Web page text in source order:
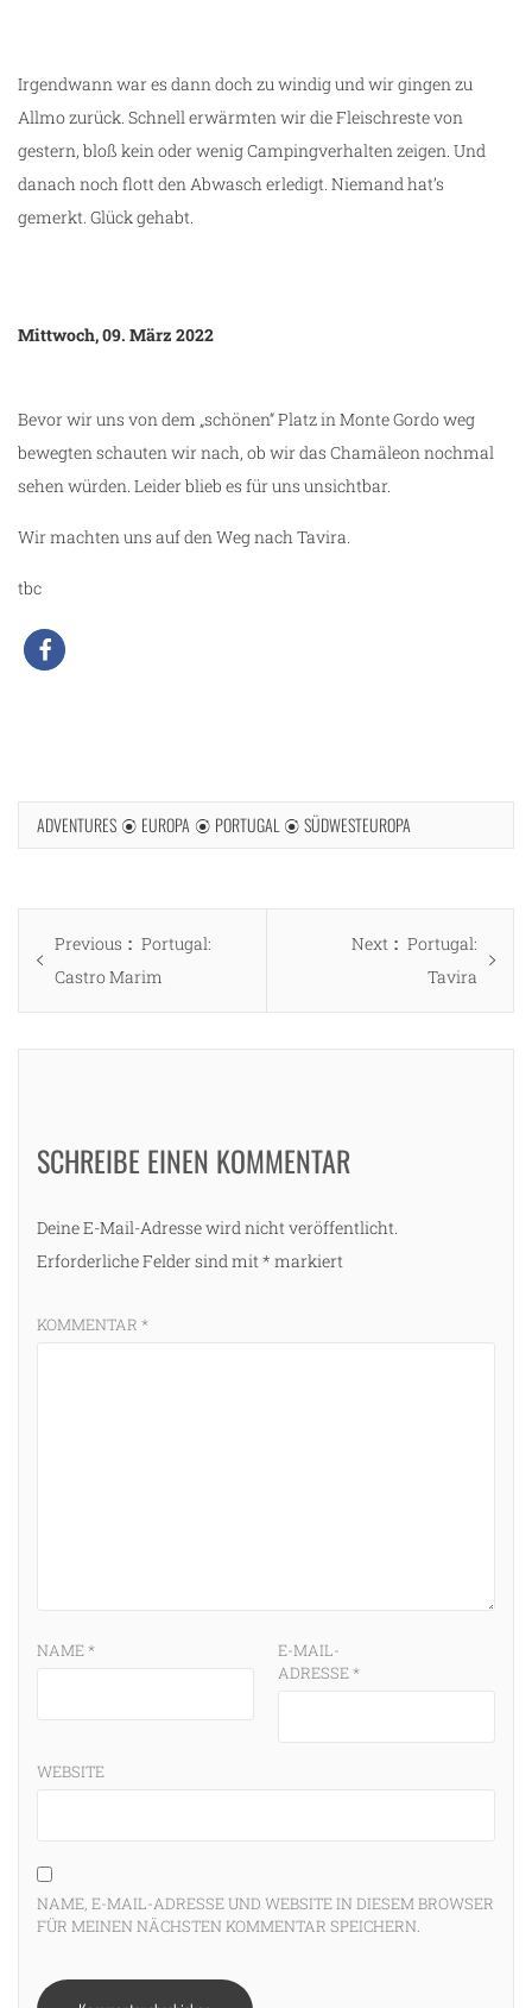
Irgendwann war es dann doch zu windig und wir gingen zu
Allmo zurück. Schnell erwärmten wir die Fleischreste von
gestern, bloß kein oder wenig Campingverhalten zeigen. Und
danach noch flott den Abwasch erledigt. Niemand hat’s
gemerkt. Glück gehabt.
Mittwoch, 09. März 2022
Bevor wir uns von dem „schönen“ Platz in Monte Gordo weg
bewegten schauten wir nach, ob wir das Chamäleon nochmal
sehen würden. Leider blieb es für uns unsichtbar.
Wir machten uns auf den Weg nach Tavira.
tbc
ADVENTURES EUROPA PORTUGAL SÜDWESTEUROPA
Beitragsnavigation
Previous
Previous
post:
Portugal:
Castro Marim
Next
Next
post:
Portugal:
Tavira
SCHREIBE EINEN KOMMENTAR
Deine E-Mail-Adresse wird nicht veröffentlicht.
Erforderliche Felder sind mit * markiert
KOMMENTAR *
NAME*
E-MAIL-
ADRESSE*
WEBSITE
NAME, E-MAIL-ADRESSE UND WEBSITE IN DIESEM BROWSER
FÜR MEINEN NÄCHSTEN KOMMENTAR SPEICHERN.